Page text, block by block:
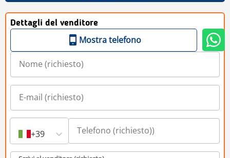
Dettagli del venditore
Mostra telefono
+39